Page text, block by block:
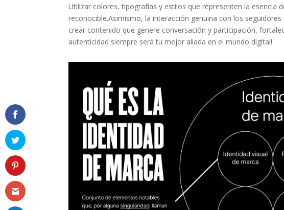
⁢Utilizar colores, tipografías y estilos​ que representen la ‍esencia⁤
reconocible.Asimismo, la interacción genuina con ⁢los
crear contenido que ⁤genere conversación y participación,
autenticidad siempre será‍ tu mejor aliada en el mundo digital!
Facebook Pinterest